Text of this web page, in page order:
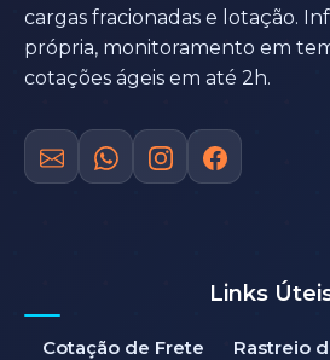
cargas fracionadas e lotação.
própria, monitoramento em
cotações ágeis em até 2h.
Links
Cotação de Frete Rastreio